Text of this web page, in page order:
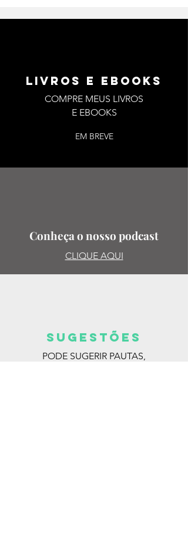
LIVROS E EBOOKS
COMPRE MEUS LIVROS
E EBOOKS
EM BREVE
Conheça o nosso podcast
CLIQUE AQUI
SUGESTões
PODE SUGERIR PAUTAS,